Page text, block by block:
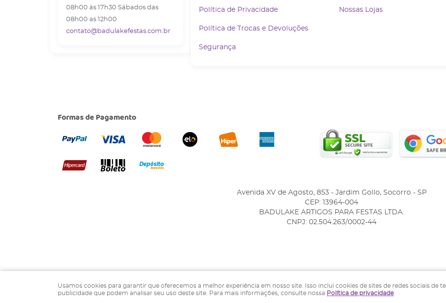
08h00 às 17h30 Sábados das
08h00 as 12h00
contato@badulakefestas.com.br
Política de Privacidade
Política de Trocas e Devoluções
Segurança
Nossas Lojas
Formas de Pagamento
Avenida XV de Agosto, 853- Jardim Gollo, Socorro - SP
CEP: 13964-004
BADULAKE ARTIGOS PARA FESTAS LTDA.
CNPJ: 02.504.263/0002-44
LOJA VIRTUAL CRIADA POR
Usamos cookies para garantir que oferecemos a melhor experiência em nosso site. Isso inclui cookies de sites de redes sociais de
publicidade que podem analisar seu uso deste site. Para mais informações, consulte nossa Política de privacidade.